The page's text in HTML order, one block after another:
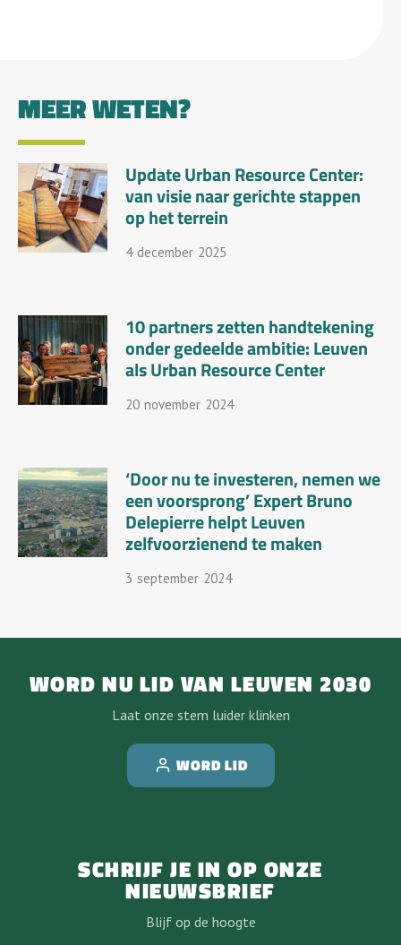
MEER WETEN?
Update Urban Resource Center:
van visie naar gerichte stappen
op het terrein
4 December 2025
10 partners zetten handtekening
onder gedeelde ambitie: Leuven
als Urban Resource Center
20 November 2024
‘Door nu te investeren, nemen we
een voorsprong’ Expert Bruno
Delepierre helpt Leuven
zelfvoorzienend te maken
3 September 2024
WORD NU LID VAN LEUVEN 2030
Laat onze stem luider klinken
WORD LID
SCHRIJF JE IN OP ONZE
NIEUWSBRIEF
Blijf op de hoogte